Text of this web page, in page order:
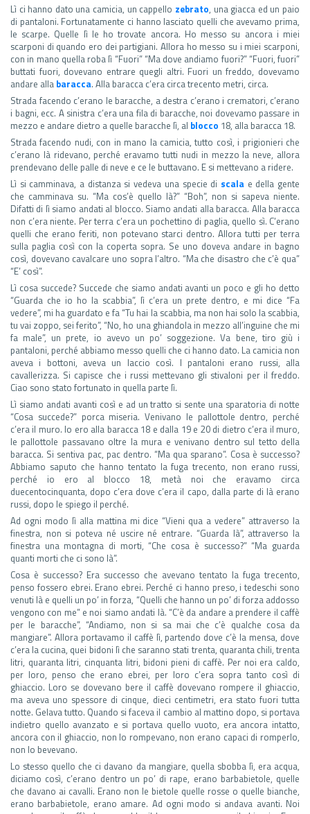
Lì ci hanno dato una camicia, un cappello zebrato, una giacca ed un paio
di pantaloni. Fortunatamente ci hanno lasciato quelli che avevamo prima,
le scarpe. Quelle lì le ho trovate ancora. Ho messo su ancora i miei
scarponi di quando ero dei partigiani. Allora ho messo su i miei scarponi,
con in mano quella roba lì “Fuori” “Ma dove andiamo fuori?” “Fuori, fuori”
buttati fuori, dovevano entrare quegli altri. Fuori un freddo, dovevamo
andare alla baracca. Alla baracca c’era circa trecento metri, circa.
Strada facendo c’erano le baracche, a destra c’erano i crematori, c’erano
i bagni, ecc. A sinistra c’era una fila di baracche, noi dovevamo passare in
mezzo e andare dietro a quelle baracche lì, al blocco 18, alla baracca 18.
Strada facendo nudi, con in mano la camicia, tutto così, i prigionieri che
c’erano là ridevano, perché eravamo tutti nudi in mezzo la neve, allora
prendevano delle palle di neve e ce le buttavano. E si mettevano a ridere.
Lì si camminava, a distanza si vedeva una specie di scalae della gente
che camminava su. “Ma cos’è quello là?” “Boh”, non si sapeva niente.
Difatti di lì siamo andati al blocco. Siamo andati alla baracca. Alla baracca
non c’era niente. Per terra c’era un pochettino di paglia, quello sì. C’erano
quelli che erano feriti, non potevano starci dentro. Allora tutti per terra
sulla paglia così con la coperta sopra. Se uno doveva andare in bagno
così, dovevano cavalcare uno sopra l’altro. “Ma che disastro che c’è qua”
“E’ così”.
Lì cosa succede? Succede che siamo andati avanti un poco e gli ho detto
“Guarda che io ho la scabbia”, lì c’era un prete dentro, e mi dice “Fa
vedere”, mi ha guardato e fa “Tu hai la scabbia, ma non hai solo la scabbia,
tu vai zoppo, sei ferito”, “No, ho una ghiandola in mezzo all’inguine che mi
fa male”, un prete, io avevo un po’ soggezione. Va bene, tiro giù i
pantaloni, perché abbiamo messo quelli che ci hanno dato. La camicia non
aveva i bottoni, aveva un laccio così. I pantaloni erano russi, alla
cavallerizza. Si capisce che i russi mettevano gli stivaloni per il freddo.
Ciao sono stato fortunato in quella parte lì.
Lì siamo andati avanti così e ad un tratto si sente una sparatoria di notte
“Cosa succede?” porca miseria. Venivano le pallottole dentro, perché
c’era il muro. Io ero alla baracca 18 e dalla 19 e 20 di dietro c’era il muro,
le pallottole passavano oltre la mura e venivano dentro sul tetto della
baracca. Si sentiva pac, pac dentro. “Ma qua sparano”. Cosa è successo?
Abbiamo saputo che hanno tentato la fuga trecento, non erano russi,
perché io ero al blocco 18, metà noi che eravamo circa
duecentocinquanta, dopo c’era dove c’era il capo, dalla parte di là erano
russi, dopo le spiego il perché.
Ad ogni modo lì alla mattina mi dice “Vieni qua a vedere” attraverso la
finestra, non si poteva né uscire né entrare. “Guarda là”, attraverso la
finestra una montagna di morti, “Che cosa è successo?” “Ma guarda
quanti morti che ci sono là”.
Cosa è successo? Era successo che avevano tentato la fuga trecento,
penso fossero ebrei. Erano ebrei. Perché ci hanno preso, i tedeschi sono
venuti là e quelli un po’ in forza, “Quelli che hanno un po’ di forza addosso
vengono con me” e noi siamo andati là. “C’è da andare a prendere il caffè
per le baracche”, “Andiamo, non si sa mai che c’è qualche cosa da
mangiare”. Allora portavamo il caffè lì, partendo dove c’è la mensa, dove
c’era la cucina, quei bidoni lì che saranno stati trenta, quaranta chili, trenta
litri, quaranta litri, cinquanta litri, bidoni pieni di caffè. Per noi era caldo,
per loro, penso che erano ebrei, per loro c’era sopra tanto così di
ghiaccio. Loro se dovevano bere il caffè dovevano rompere il ghiaccio,
ma aveva uno spessore di cinque, dieci centimetri, era stato fuori tutta
notte. Gelava tutto. Quando si faceva il cambio al mattino dopo, si portava
indietro quello avanzato e si portava quello vuoto, era ancora intatto,
ancora con il ghiaccio, non lo rompevano, non erano capaci di romperlo,
non lo bevevano.
Lo stesso quello che ci davano da mangiare, quella sbobba lì, era acqua,
diciamo così, c’erano dentro un po’ di rape, erano barbabietole, quelle
che davano ai cavalli. Erano non le bietole quelle rosse o quelle bianche,
erano barbabietole, erano amare. Ad ogni modo si andava avanti. Noi